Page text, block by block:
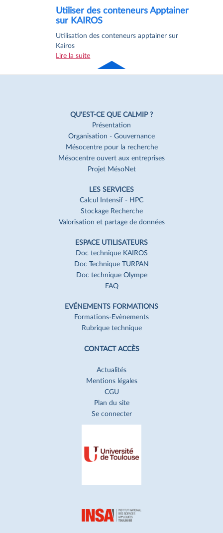
Utiliser des conteneurs Apptainer
sur KAIROS
Utilisation des conteneurs apptainer sur
Kairos
Lire la suite
de page
QU'EST-CE QUE CALMIP ?
Présentation
Organisation - Gouvernance
Mésocentre pour la recherche
Mésocentre ouvert aux entreprises
Projet MésoNet
LES SERVICES
Calcul Intensif - HPC
Stockage Recherche
Valorisation et partage de données
ESPACE UTILISATEURS
Doc technique KAIROS
Doc Technique TURPAN
Doc technique Olympe
FAQ
EVÉNEMENTS FORMATIONS
Formations-Evènements
Rubrique technique
CONTACT ACCÈS
Actualités
Mentions légales
CGU
Plan du site
Se connecter